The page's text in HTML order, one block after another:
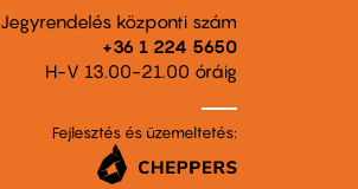
Jegyrendelés központi szám
+36 1 224 5650
H-V 13.00-21.00 óráig
Fejlesztés és üzemeltetés: